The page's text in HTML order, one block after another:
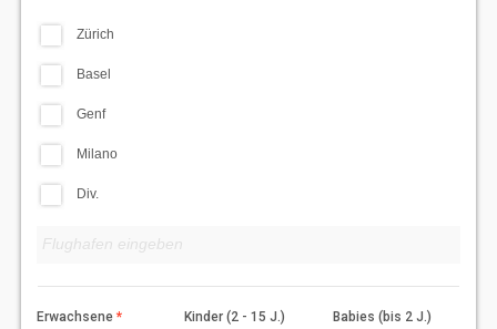
Zürich
Basel
Genf
Milano
Div.
Erwachsene Kinder (2 - 15 J.) Babies (bis 2 J.)